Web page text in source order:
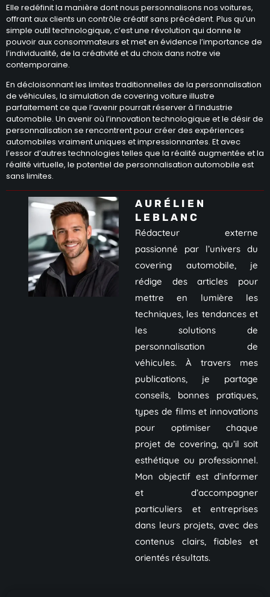
Elle redéfinit la manière dont nous personnalisons nos voitures,
offrant aux clients un contrôle créatif sans précédent. Plus qu’un
simple outil technologique, c’est une révolution qui donne le
pouvoir aux consommateurs et met en évidence l’importance de
l’individualité, de la créativité et du choix dans notre vie
contemporaine.
En décloisonnant les limites traditionnelles de la personnalisation
de véhicules, la simulation de covering voiture illustre
parfaitement ce que l’avenir pourrait réserver à l’industrie
automobile. Un avenir où l’innovation technologique et le désir de
personnalisation se rencontrent pour créer des expériences
automobiles vraiment uniques et impressionnantes. Et avec
l’essor d’autres technologies telles que la réalité augmentée et la
réalité virtuelle, le potentiel de personnalisation automobile est
sans limites.
AURÉLIEN
LEBLANC
Rédacteur externe
passionné par l’univers du
covering automobile, je
rédige des articles pour
mettre en lumière les
techniques, les tendances et
les solutions de
personnalisation de
véhicules. À travers mes
publications, je partage
conseils, bonnes pratiques,
types de films et innovations
pour optimiser chaque
projet de covering, qu’il soit
esthétique ou professionnel.
Mon objectif est d’informer
et d’accompagner
particuliers et entreprises
dans leurs projets, avec des
contenus clairs, fiables et
orientés résultats.